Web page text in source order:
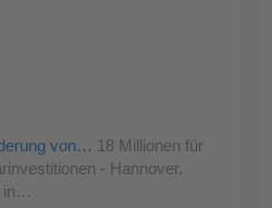
von… 18 Millionen für
- Hannover.
in…